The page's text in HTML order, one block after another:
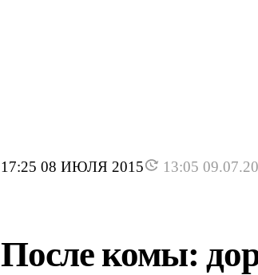
17:25 08 ИЮЛЯ 2015 13:05
После комы: